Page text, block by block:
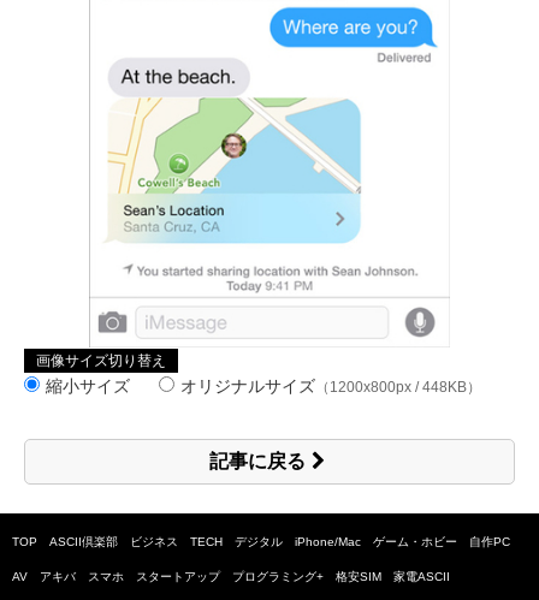
画像サイズ切り替え
縮小サイズ オリジナルサイズ （1200x800px / 448KB）
記事に戻る
TOP ASCII倶楽部 ビジネス TECH デジタル iPhone/Mac ゲーム・ホビー 自作PC
AV アキバ スマホ スタートアップ プログラミング+ 格安SIM 家電ASCII